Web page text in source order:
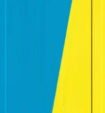
ihtiyaçlarınızı ve bütçenizi
ev veya fotoğraf baskısı
detaylarıyla değerlendirin.
Yazıcı: Yüksek
Ofis Yazıcı Çözümü
yüksek hız, çok fonksiyon ve
vazgeçilmez
avantajlarıyla öne çıkar.